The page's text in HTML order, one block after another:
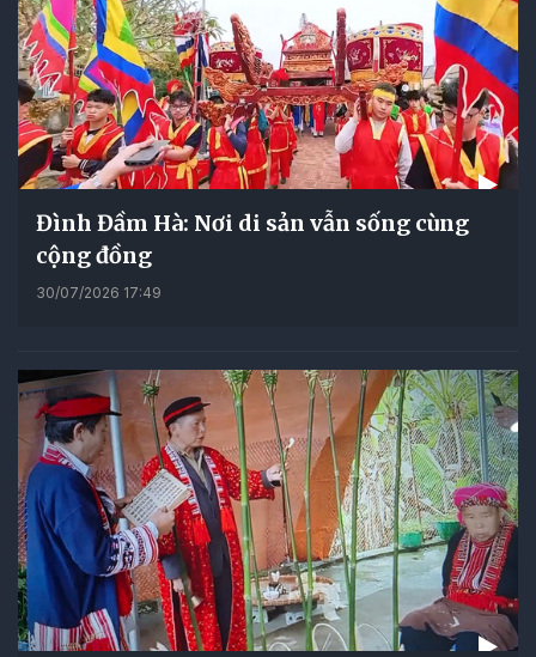
Đình Đầm Hà: Nơi di sản vẫn sống cùng
cộng đồng
30/07/2026 17:49